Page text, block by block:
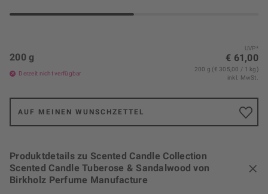
UVP*
€ 61,00
200 g
Derzeit nicht verfügbar
200 g (€ 305,00 / 1 kg)
inkl. MwSt.
AUF MEINEN WUNSCHZETTEL
Produktdetails zu Scented Candle Collection
Scented Candle Tuberose & Sandalwood von
Birkholz Perfume Manufacture